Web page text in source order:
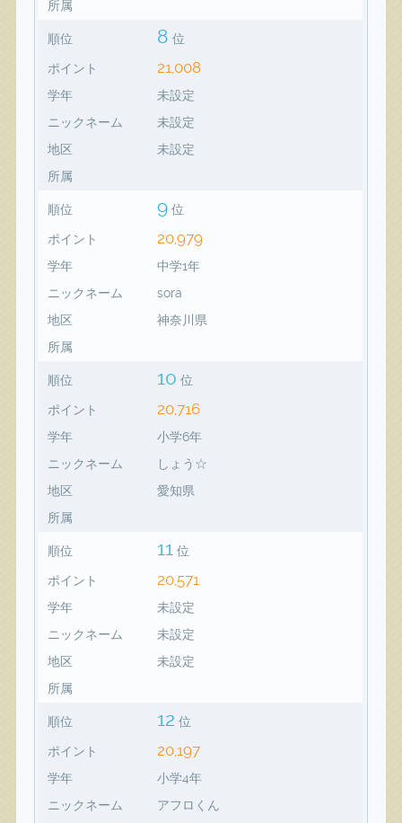
所属
順位 8 位
ポイント 21,008
学年
未設定
ニックネーム
未設定
地区
未設定
所属
順位 9 位
ポイント 20,979
学年
中学1年
ニックネーム
sora
地区
神奈川県
所属
順位 10 位
ポイント 20,716
学年
小学6年
ニックネーム
しょう☆
地区
愛知県
所属
順位 11 位
ポイント 20,571
学年
未設定
ニックネーム
未設定
地区
未設定
所属
順位 12 位
ポイント 20,197
学年
小学4年
ニックネーム
アフロくん